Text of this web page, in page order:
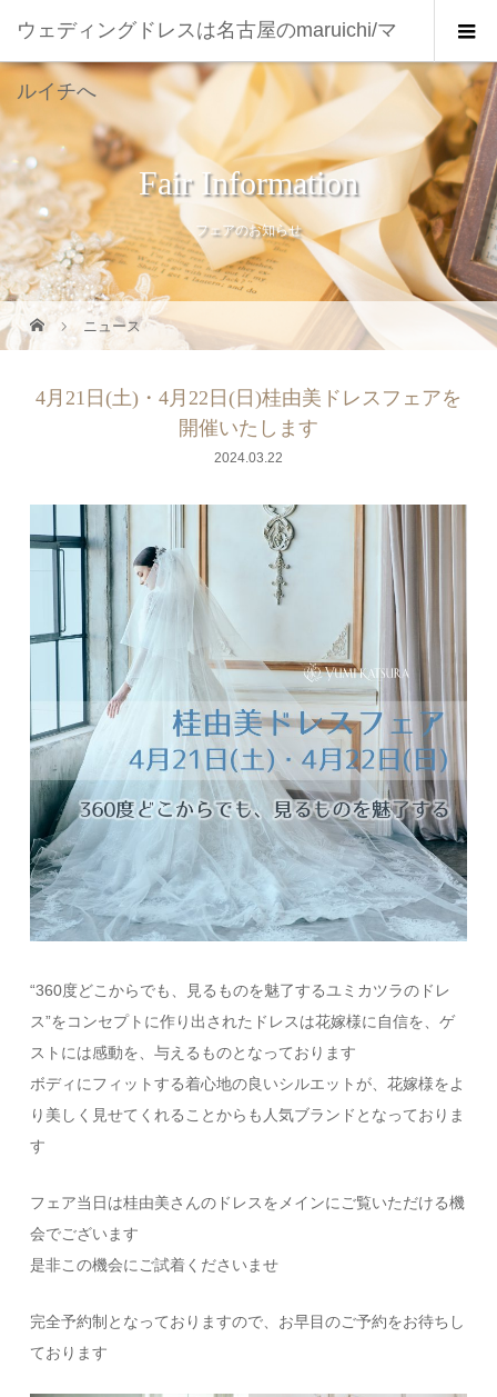
ウェディングドレスは名古屋のmaruichi/マ
ルイチへ
Fair Information
フェアのお知らせ
ニュース
4月21日(土)・4月22日(日)桂由美ドレスフェアを
開催いたします
2024.03.22
“360度どこからでも、見るものを魅了するユミカツラのドレ
ス”をコンセプトに作り出されたドレスは花嫁様に自信を、ゲ
ストには感動を、与えるものとなっております
ボディにフィットする着心地の良いシルエットが、花嫁様をよ
り美しく見せてくれることからも人気ブランドとなっておりま
す
フェア当日は桂由美さんのドレスをメインにご覧いただける機
会でございます
是非この機会にご試着くださいませ
完全予約制となっておりますので、お早目のご予約をお待ちし
ております